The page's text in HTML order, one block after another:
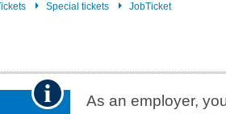
Special tickets JobTicket
As an employer,